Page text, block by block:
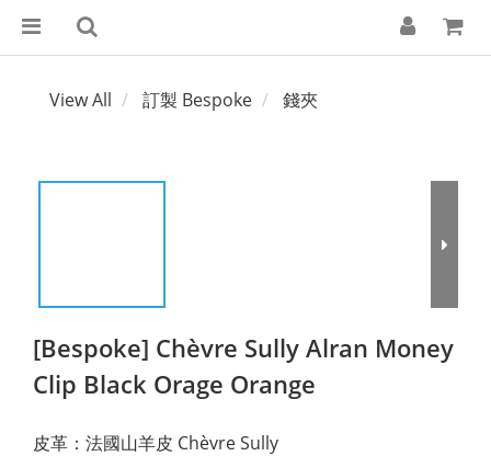
View All 訂製 Bespoke 錢夾
[Bespoke] Chèvre Sully Alran Money
Clip Black Orage Orange
皮革：法國山羊皮 Chèvre Sully